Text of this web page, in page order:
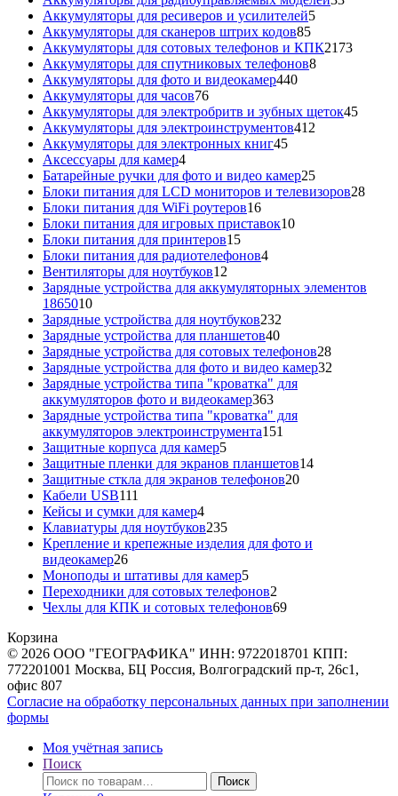
Аккумуляторы для ресиверов и усилителей55
Аккумуляторы для сканеров штрих кодов8585
товаров
Аккумуляторы для сотовых телефонов и КПК21732173
Аккумуляторы для спутниковых телефонов88
Аккумуляторы для фото и видеокамер440440
Аккумуляторы для часов7676
товаров
Аккумуляторы для электробритв и зубных щеток4545
Аккумуляторы для электроинструментов412
Аккумуляторы для электронных книг4545
Аксессуары для камер44
товара
Батарейные ручки для фото и видео камер2525
товаров
Блоки питания для LCD мониторов и телевизоров2828
Блоки питания для WiFi роутеров1616
товаров
Блоки питания для игровых приставок1010
Блоки питания для принтеров1515
товаров
Блоки питания для радиотелефонов44
Вентиляторы для ноутбуков12
товаров
Зарядные устройства для аккумуляторных элементов
186501010
товаров
Зарядные устройства для ноутбуков232
Зарядные устройства для планшетов4040
товаров
Зарядные устройства для сотовых телефонов2828
товаров
Зарядные устройства для фото и видео камер32
Зарядные устройства типа "кроватка" для
аккумуляторов фото и видеокамер363363
товара
Зарядные устройства типа "кроватка" для
аккумуляторов электроинструмента151
Защитные корпуса для камер55
товаров
Защитные пленки для экранов планшетов1414
Защитные сткла для экранов телефонов2020
Кабели USB111
товаров
Кейсы и сумки для камер44
товара
Клавиатуры для ноутбуков235235
товаров
Крепление и крепежные изделия для фото и
видеокамер2626
товаров
Моноподы и штативы для камер55
товаров
Переходники для сотовых телефонов2
товара
Чехлы для КПК и сотовых телефонов6969
Корзина
© 2026 ООО "ГЕОГРАФИКА" ИНН: 9722018701 КПП:
772201001 Москва, БЦ Россия, Волгоградский пр-т, 26с1,
офис 807
Согласие на обработку персональных данных при заполнении
формы
Моя учётная запись
Поиск
Искать:
Поиск